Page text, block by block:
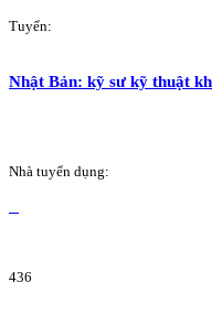
Tuyển:
Nhật Bản: kỹ sư kỹ thuật
Nhà tuyển dụng:
436